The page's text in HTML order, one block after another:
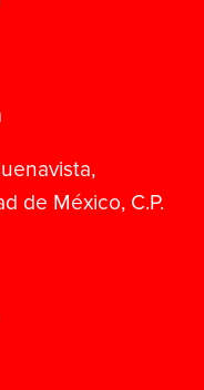
de México, C.P.